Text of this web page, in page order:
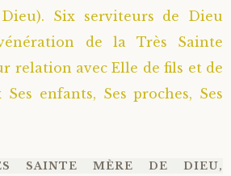
Six serviteurs de Dieu
de la Très Sainte
relation avec Elle de fils et de
enfants, Ses proches, Ses
SAINTE MÈRE DE DIEU,